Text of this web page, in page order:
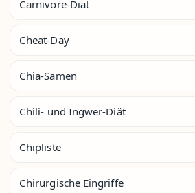
Carnivore-Diät
Cheat-Day
Chia-Samen
Chili- und Ingwer-Diät
Chipliste
Chirurgische Eingriffe